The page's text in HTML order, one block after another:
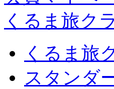
くるま旅ク
くるま旅
スタンダ